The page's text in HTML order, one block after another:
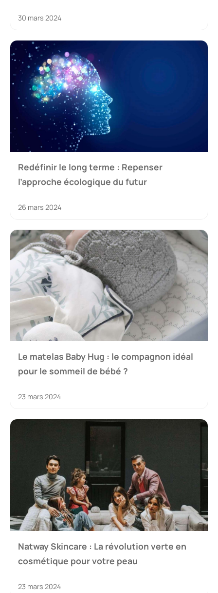
30 mars 2024
Redéfinir le long terme : Repenser
l’approche écologique du futur
26 mars 2024
Le matelas Baby Hug : le compagnon idéal
pour le sommeil de bébé ?
23 mars 2024
Natway Skincare : La révolution verte en
cosmétique pour votre peau
23 mars 2024